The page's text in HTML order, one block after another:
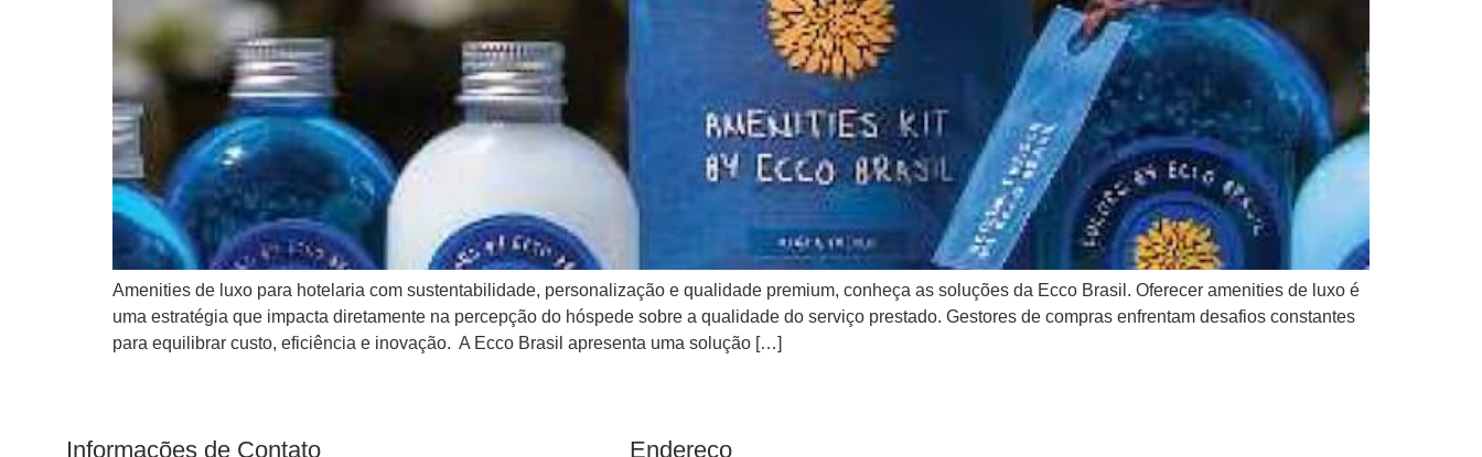
Amenities de luxo para hotelaria com sustentabilidade, personalização e qualidade premium, conheça as soluções da Ecco Brasil. Oferecer amenities de luxo é
uma estratégia que impacta diretamente na percepção do hóspede sobre a qualidade do serviço prestado. Gestores de compras enfrentam desafios constantes
para equilibrar custo, eficiência e inovação. A Ecco Brasil apresenta uma solução […]
Informações de Contato Endereço